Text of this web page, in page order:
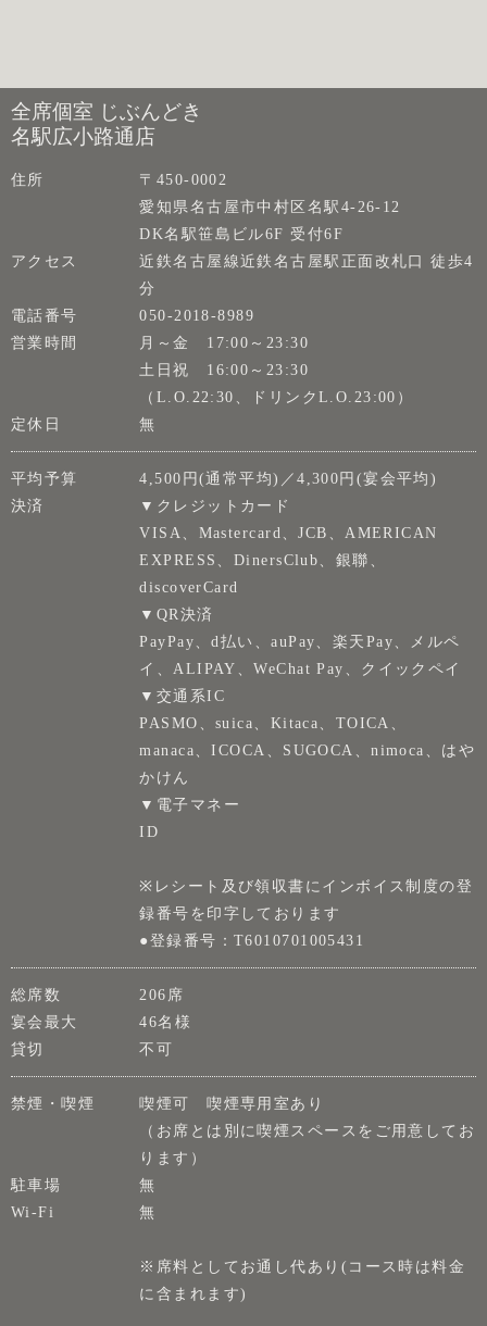
全席個室 じぶんどき
名駅広小路通店
住所
〒450-0002
愛知県名古屋市中村区名駅4-26-12
DK名駅笹島ビル6F 受付6F
アクセス
近鉄名古屋線近鉄名古屋駅正面改札口 徒歩4
分
電話番号
050-2018-8989
営業時間
月～金 17:00～23:30
土日祝 16:00～23:30
（L.O.22:30、ドリンクL.O.23:00）
定休日
無
平均予算
4,500円(通常平均)／4,300円(宴会平均)
決済
▼クレジットカード
VISA、Mastercard、JCB、AMERICAN
EXPRESS、DinersClub、銀聯、
discoverCard
▼QR決済
PayPay、d払い、auPay、楽天Pay、メルペ
イ、ALIPAY、WeChat Pay、クイックペイ
▼交通系IC
PASMO、suica、Kitaca、TOICA、
manaca、ICOCA、SUGOCA、nimoca、はや
かけん
▼電子マネー
ID
※レシート及び領収書にインボイス制度の登
録番号を印字しております
●登録番号：T6010701005431
総席数
206席
宴会最大
46名様
貸切
不可
禁煙・喫煙
喫煙可 喫煙専用室あり
（お席とは別に喫煙スペースをご用意してお
ります）
駐車場
無
Wi-Fi
無
※席料としてお通し代あり(コース時は料金
に含まれます)